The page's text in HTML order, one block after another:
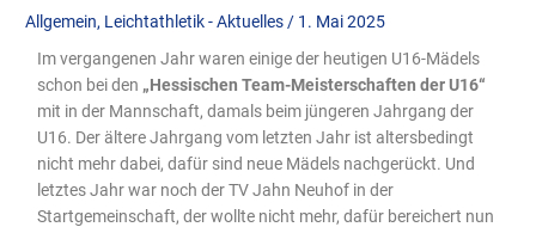
Allgemein, Leichtathletik - Aktuelles / 1. Mai 2025
Im vergangenen Jahr waren einige der heutigen U16-Mädels
schon bei den „Hessischen Team-Meisterschaften der U16“
mit in der Mannschaft, damals beim jüngeren Jahrgang der
U16. Der ältere Jahrgang vom letzten Jahr ist altersbedingt
nicht mehr dabei, dafür sind neue Mädels nachgerückt. Und
letztes Jahr war noch der TV Jahn Neuhof in der
Startgemeinschaft, der wollte nicht mehr, dafür bereichert nun